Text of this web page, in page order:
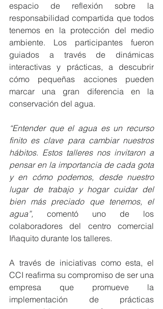
espacio de reflexión sobre la
responsabilidad compartida que todos
tenemos en la protección del medio
ambiente. Los participantes fueron
guiados a través de dinámicas
interactivas y prácticas, a descubrir
cómo pequeñas acciones pueden
marcar una gran diferencia en la
conservación del agua.
“Entender que el agua es un recurso
finito es clave para cambiar nuestros
hábitos. Estos talleres nos invitaron a
pensar en la importancia de cada gota
y en cómo podemos, desde nuestro
lugar de trabajo y hogar cuidar del
bien más preciado que tenemos, el
agua”, comentó uno de los
colaboradores del centro comercial
Iñaquito durante los talleres.
A través de iniciativas como esta, el
CCI reafirma su compromiso de ser una
empresa que promueve la
implementación de prácticas